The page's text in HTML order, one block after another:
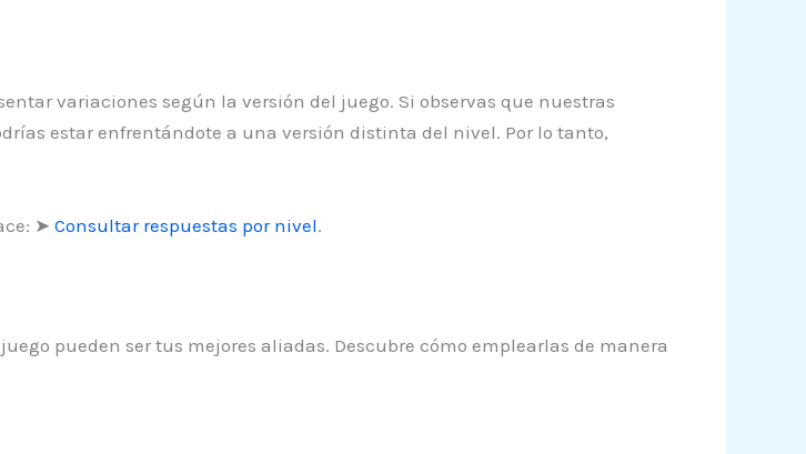
variaciones según la versión del juego. Si observas que nuestras
estar enfrentándote a una versión distinta del nivel. Por lo tanto,
➤ Consultar respuestas por nivel.
pueden ser tus mejores aliadas. Descubre cómo emplearlas de manera